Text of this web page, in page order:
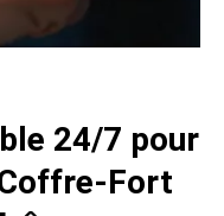
24/7 pour
Fort